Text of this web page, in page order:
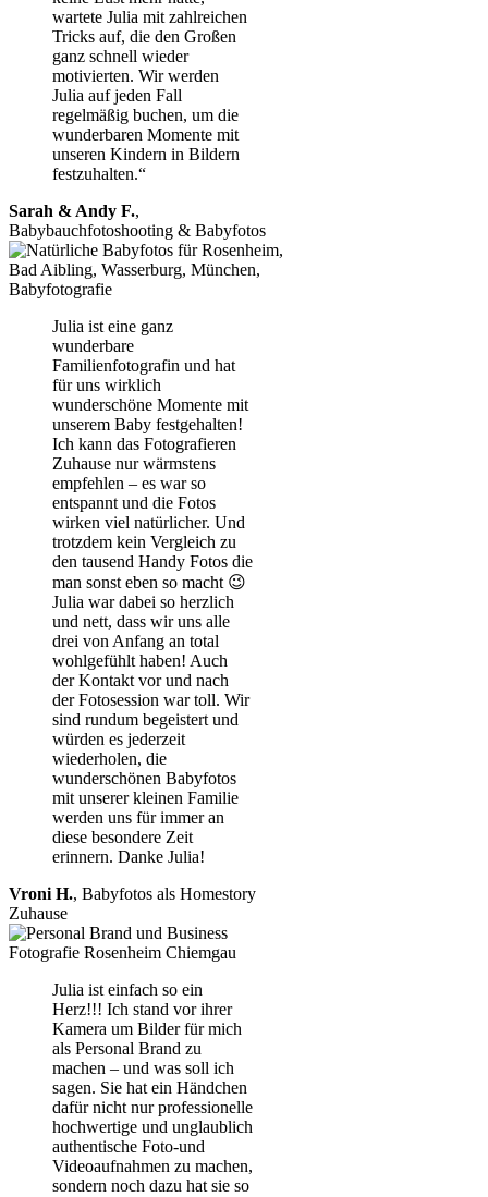
wartete Julia mit zahlreichen
Tricks auf, die den Großen
ganz schnell wieder
motivierten. Wir werden
Julia auf jeden Fall
regelmäßig buchen, um die
wunderbaren Momente mit
unseren Kindern in Bildern
festzuhalten.“
Sarah & Andy F.,
Babybauchfotoshooting & Babyfotos
Julia ist eine ganz
wunderbare
Familienfotografin und hat
für uns wirklich
wunderschöne Momente mit
unserem Baby festgehalten!
Ich kann das Fotografieren
Zuhause nur wärmstens
empfehlen – es war so
entspannt und die Fotos
wirken viel natürlicher. Und
trotzdem kein Vergleich zu
den tausend Handy Fotos die
man sonst eben so macht 😉
Julia war dabei so herzlich
und nett, dass wir uns alle
drei von Anfang an total
wohlgefühlt haben! Auch
der Kontakt vor und nach
der Fotosession war toll. Wir
sind rundum begeistert und
würden es jederzeit
wiederholen, die
wunderschönen Babyfotos
mit unserer kleinen Familie
werden uns für immer an
diese besondere Zeit
erinnern. Danke Julia!
Vroni H., Babyfotos als Homestory
Zuhause
Julia ist einfach so ein
Herz!!! Ich stand vor ihrer
Kamera um Bilder für mich
als Personal Brand zu
machen – und was soll ich
sagen. Sie hat ein Händchen
dafür nicht nur professionelle
hochwertige und unglaublich
authentische Foto-und
Videoaufnahmen zu machen,
sondern noch dazu hat sie so